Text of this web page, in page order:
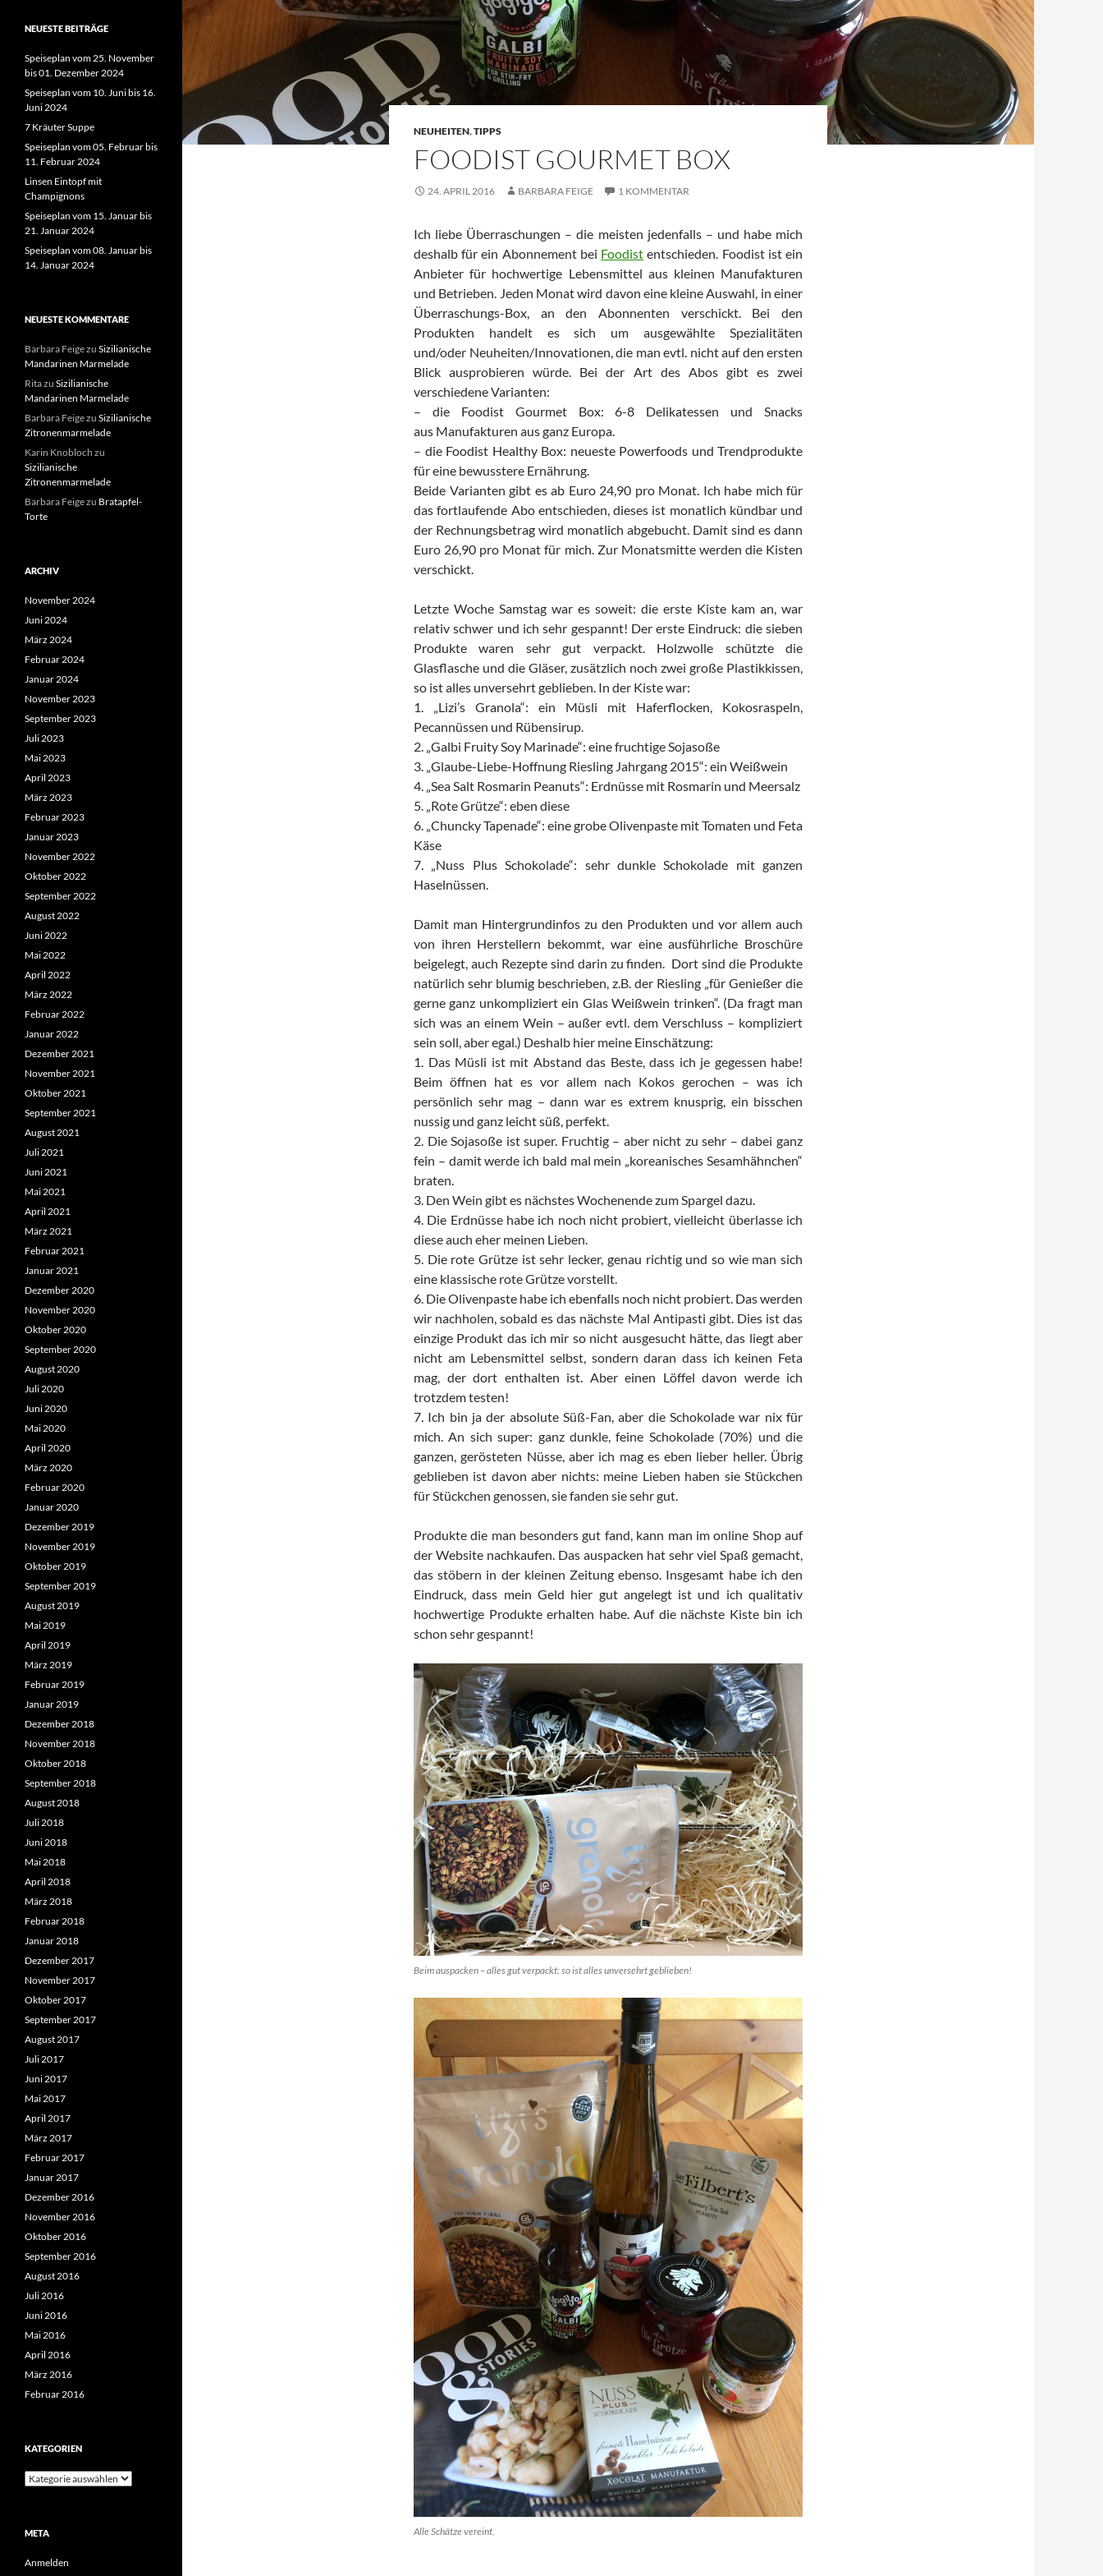
NEUHEITEN,TIPPS
FOODIST GOURMET BOX
24. APRIL 2016 BARBARA FEIGE 1 KOMMENTAR
Ich liebe Überraschungen – die meisten jedenfalls – und habe mich
deshalb für ein Abonnement bei Foodist entschieden. Foodist ist ein
Anbieter für hochwertige Lebensmittel aus kleinen Manufakturen
und Betrieben. Jeden Monat wird davon eine kleine Auswahl, in einer
Überraschungs-Box, an den Abonnenten verschickt. Bei den
Produkten handelt es sich um ausgewählte Spezialitäten
und/oder Neuheiten/Innovationen, die man evtl. nicht auf den ersten
Blick ausprobieren würde. Bei der Art des Abos gibt es zwei
verschiedene Varianten:
– die Foodist Gourmet Box: 6-8 Delikatessen und Snacks
aus Manufakturen aus ganz Europa.
– die Foodist Healthy Box: neueste Powerfoods und Trendprodukte
für eine bewusstere Ernährung.
Beide Varianten gibt es ab Euro 24,90 pro Monat. Ich habe mich für
das fortlaufende Abo entschieden, dieses ist monatlich kündbar und
der Rechnungsbetrag wird monatlich abgebucht. Damit sind es dann
Euro 26,90 pro Monat für mich. Zur Monatsmitte werden die Kisten
verschickt.
Letzte Woche Samstag war es soweit: die erste Kiste kam an, war
relativ schwer und ich sehr gespannt! Der erste Eindruck: die sieben
Produkte waren sehr gut verpackt. Holzwolle schützte die
Glasflasche und die Gläser, zusätzlich noch zwei große Plastikkissen,
so ist alles unversehrt geblieben. In der Kiste war:
1. „Lizi’s Granola“: ein Müsli mit Haferflocken, Kokosraspeln,
Pecannüssen und Rübensirup.
2. „Galbi Fruity Soy Marinade“: eine fruchtige Sojasoße
3. „Glaube-Liebe-Hoffnung Riesling Jahrgang 2015“: ein Weißwein
4. „Sea Salt Rosmarin Peanuts“: Erdnüsse mit Rosmarin und Meersalz
5. „Rote Grütze“: eben diese
6. „Chuncky Tapenade“: eine grobe Olivenpaste mit Tomaten und Feta
Käse
7. „Nuss Plus Schokolade“: sehr dunkle Schokolade mit ganzen
Haselnüssen.
Damit man Hintergrundinfos zu den Produkten und vor allem auch
von ihren Herstellern bekommt, war eine ausführliche Broschüre
beigelegt, auch Rezepte sind darin zu finden. Dort sind die Produkte
natürlich sehr blumig beschrieben, z.B. der Riesling „für Genießer die
gerne ganz unkompliziert ein Glas Weißwein trinken“. (Da fragt man
sich was an einem Wein – außer evtl. dem Verschluss – kompliziert
sein soll, aber egal.) Deshalb hier meine Einschätzung:
1. Das Müsli ist mit Abstand das Beste, dass ich je gegessen habe!
Beim öffnen hat es vor allem nach Kokos gerochen – was ich
persönlich sehr mag – dann war es extrem knusprig, ein bisschen
nussig und ganz leicht süß, perfekt.
2. Die Sojasoße ist super. Fruchtig – aber nicht zu sehr – dabei ganz
fein – damit werde ich bald mal mein „koreanisches Sesamhähnchen“
braten.
3. Den Wein gibt es nächstes Wochenende zum Spargel dazu.
4. Die Erdnüsse habe ich noch nicht probiert, vielleicht überlasse ich
diese auch eher meinen Lieben.
5. Die rote Grütze ist sehr lecker, genau richtig und so wie man sich
eine klassische rote Grütze vorstellt.
6. Die Olivenpaste habe ich ebenfalls noch nicht probiert. Das werden
wir nachholen, sobald es das nächste Mal Antipasti gibt. Dies ist das
einzige Produkt das ich mir so nicht ausgesucht hätte, das liegt aber
nicht am Lebensmittel selbst, sondern daran dass ich keinen Feta
mag, der dort enthalten ist. Aber einen Löffel davon werde ich
trotzdem testen!
7. Ich bin ja der absolute Süß-Fan, aber die Schokolade war nix für
mich. An sich super: ganz dunkle, feine Schokolade (70%) und die
ganzen, gerösteten Nüsse, aber ich mag es eben lieber heller. Übrig
geblieben ist davon aber nichts: meine Lieben haben sie Stückchen
für Stückchen genossen, sie fanden sie sehr gut.
Produkte die man besonders gut fand, kann man im online Shop auf
der Website nachkaufen. Das auspacken hat sehr viel Spaß gemacht,
das stöbern in der kleinen Zeitung ebenso. Insgesamt habe ich den
Eindruck, dass mein Geld hier gut angelegt ist und ich qualitativ
hochwertige Produkte erhalten habe. Auf die nächste Kiste bin ich
schon sehr gespannt!
Beim auspacken – alles gut verpackt: so ist alles unversehrt geblieben!
Alle Schätze vereint.
NEUESTE BEITRÄGE
Speiseplan vom 25. November
bis 01. Dezember 2024
Speiseplan vom 10. Juni bis 16.
Juni 2024
7 Kräuter Suppe
Speiseplan vom 05. Februar bis
11. Februar 2024
Linsen Eintopf mit
Champignons
Speiseplan vom 15. Januar bis
21. Januar 2024
Speiseplan vom 08. Januar bis
14. Januar 2024
NEUESTE KOMMENTARE
Barbara Feigezu Sizilianische
Mandarinen Marmelade
Ritazu Sizilianische
Mandarinen Marmelade
Barbara Feigezu Sizilianische
Zitronenmarmelade
Karin Knobloch zu
Sizilianische
Zitronenmarmelade
Barbara Feigezu Bratapfel-
Torte
ARCHIV
November 2024
Juni 2024
März 2024
Februar 2024
Januar 2024
November 2023
September 2023
Juli 2023
Mai 2023
April 2023
März 2023
Februar 2023
Januar 2023
November 2022
Oktober 2022
September 2022
August 2022
Juni 2022
Mai 2022
April 2022
März 2022
Februar 2022
Januar 2022
Dezember 2021
November 2021
Oktober 2021
September 2021
August 2021
Juli 2021
Juni 2021
Mai 2021
April 2021
März 2021
Februar 2021
Januar 2021
Dezember 2020
November 2020
Oktober 2020
September 2020
August 2020
Juli 2020
Juni 2020
Mai 2020
April 2020
März 2020
Februar 2020
Januar 2020
Dezember 2019
November 2019
Oktober 2019
September 2019
August 2019
Mai 2019
April 2019
März 2019
Februar 2019
Januar 2019
Dezember 2018
November 2018
Oktober 2018
September 2018
August 2018
Juli 2018
Juni 2018
Mai 2018
April 2018
März 2018
Februar 2018
Januar 2018
Dezember 2017
November 2017
Oktober 2017
September 2017
August 2017
Juli 2017
Juni 2017
Mai 2017
April 2017
März 2017
Februar 2017
Januar 2017
Dezember 2016
November 2016
Oktober 2016
September 2016
August 2016
Juli 2016
Juni 2016
Mai 2016
April 2016
März 2016
Februar 2016
KATEGORIEN
Kategorien
META
Anmelden